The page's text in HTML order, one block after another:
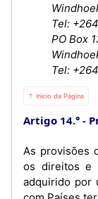
Tel:
PO Box
Tel:
⇡ Início da Página
Artigo 14.°
As provisões
os direitos e
adquirido por